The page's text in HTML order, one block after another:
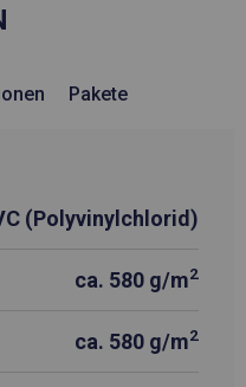
Pakete
(Polyvinylchlorid)
ca. 580 g/m2
ca. 580 g/m2